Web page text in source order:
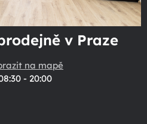
v Praze
na mapě
- 20:00